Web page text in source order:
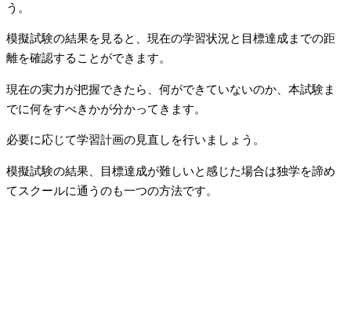
う。
模擬試験の結果を見ると、現在の学習状況と目標達成までの距
離を確認することができます。
現在の実力が把握できたら、何ができていないのか、本試験ま
でに何をすべきかが分かってきます。
必要に応じて学習計画の見直しを行いましょう。
模擬試験の結果、目標達成が難しいと感じた場合は独学を諦め
てスクールに通うのも一つの方法です。